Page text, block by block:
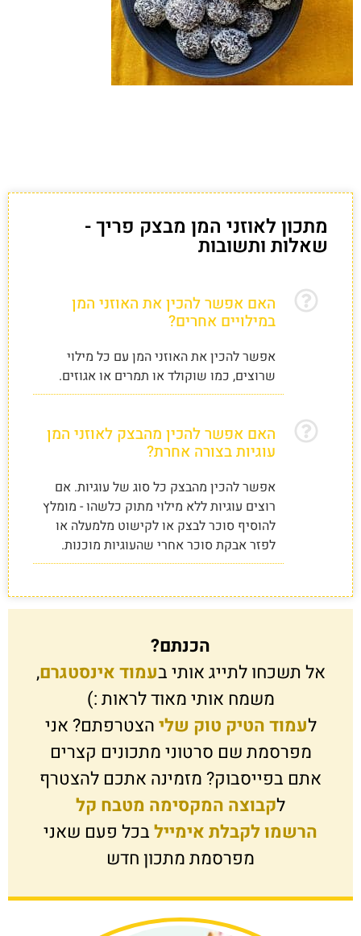
מתכון לאוזני המן מבצק פריך -
שאלות ותשובות
האם אפשר להכין את האוזני המן
במילויים אחרים?
אפשר להכין את האוזני המן עם כל מילוי
שרוצים, כמו שוקולד או תמרים או אגוזים.
האם אפשר להכין מהבצק לאוזני המן
עוגיות בצורה אחרת?
אפשר להכין מהבצק כל סוג של עוגיות. אם
רוצים עוגיות ללא מילוי מתוק כלשהו - מומלץ
להוסיף סוכר לבצק או לקישוט מלמעלה או
לפזר אבקת סוכר אחרי שהעוגיות מוכנות.
הכנתם?
אל תשכחו לתייג אותי בעמוד אינסטגרם,
משמח אותי מאוד לראות :)
לעמוד הטיק טוק שליהצטרפתם? אני
מפרסמת שם סרטוני מתכונים קצרים
אתם בפייסבוק? מזמינה אתכם להצטרף
לקבוצה המקסימה מטבח קל
הרשמו לקבלת אימיילבכל פעם שאני
מפרסמת מתכון חדש